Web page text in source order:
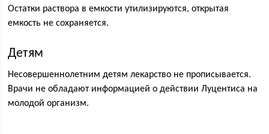
Остатки раствора в емкости утилизируются, открытая
емкость не сохраняется.
Детям
Несовершеннолетним детям лекарство не прописывается.
Врачи не обладают информацией о действии Луцентиса на
молодой организм.